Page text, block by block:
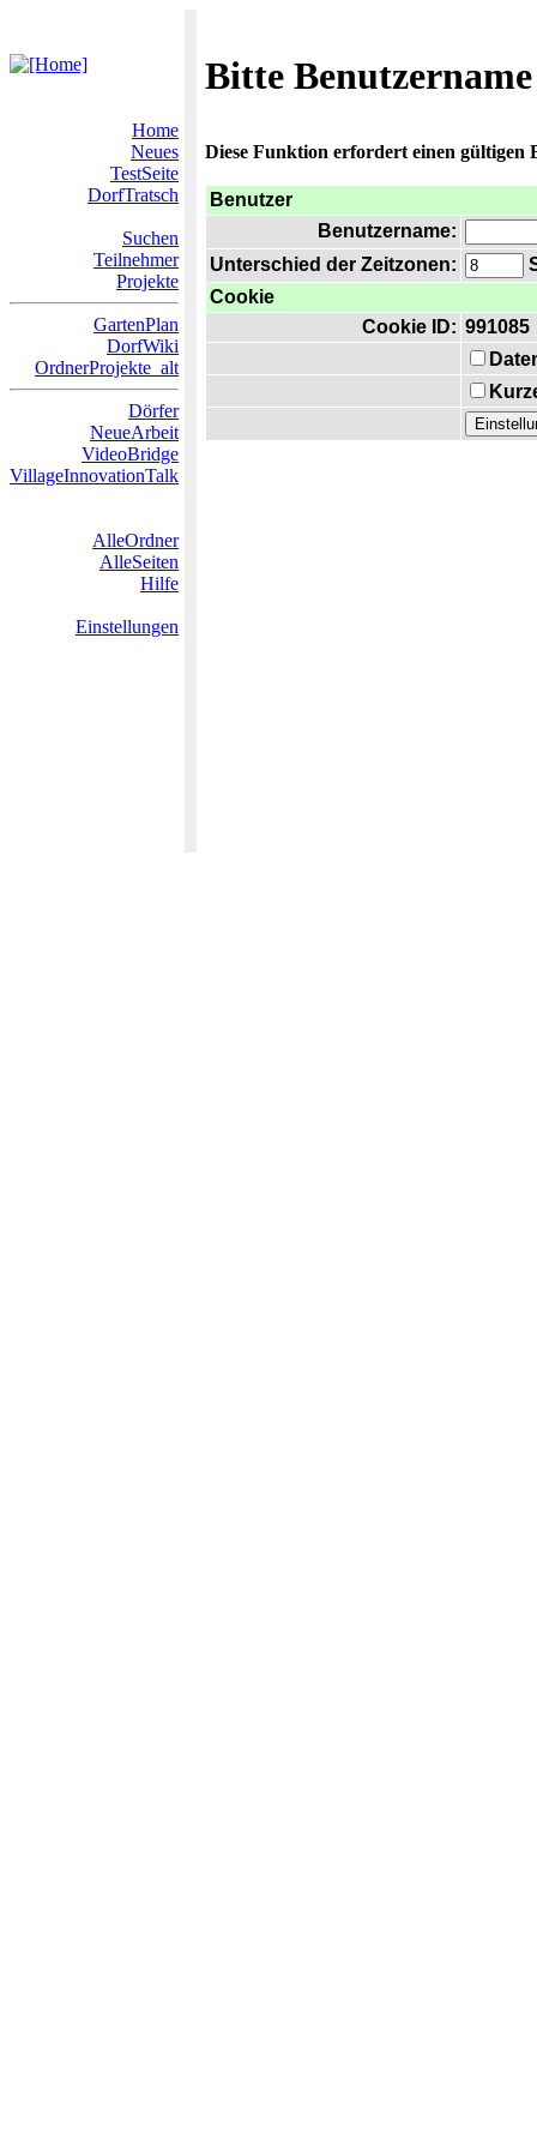
Bitte
Home
Neues
TestSeite
DorfTratsch
Suchen
Teilnehmer
Projekte
GartenPlan
DorfWiki
OrdnerProjekte_alt
Dörfer
NeueArbeit
VideoBridge
VillageInnovationTalk
AlleOrdner
AlleSeiten
Hilfe
Einstellungen
Diese Funktion erfordert einen gültigen
Benutzer
Benutzername:
Unterschied der Zeitzonen:
Cookie
Cookie ID: 991085